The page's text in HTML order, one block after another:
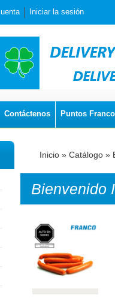
Iniciar la sesión
Contáctenos Puntos Franco
Inicio » Catálogo »
Bienvenido